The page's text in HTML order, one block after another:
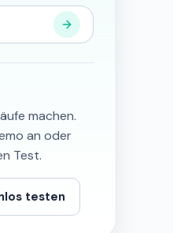
machen.
an oder
Test.
testen